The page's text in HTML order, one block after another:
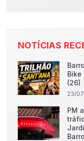
NOTÍCIAS
Bike
(26)
23/
PM